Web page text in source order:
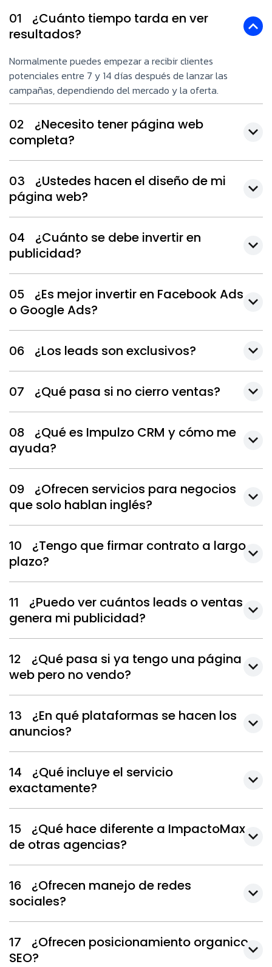
01
¿Cuánto tiempo tarda en ver
resultados?
Normalmente puedes empezar a recibir clientes
potenciales entre 7 y 14 días después de lanzar las
campañas, dependiendo del mercado y la oferta.
02
¿Necesito tener página web
completa?
03
¿Ustedes hacen el diseño de mi
página web?
04
¿Cuánto se debe invertir en
publicidad?
05
¿Es mejor invertir en Facebook Ads
o Google Ads?
06 ¿Los leads son exclusivos?
07 ¿Qué pasa si no cierro ventas?
08
¿Qué es Impulzo CRM y cómo me
ayuda?
09
¿Ofrecen servicios para negocios
que solo hablan inglés?
10
¿Tengo que firmar contrato a largo
plazo?
11
¿Puedo ver cuántos leads o ventas
genera mi publicidad?
12
¿Qué pasa si ya tengo una página
web pero no vendo?
13
¿En qué plataformas se hacen los
anuncios?
14
¿Qué incluye el servicio
exactamente?
15
¿Qué hace diferente a ImpactoMax
de otras agencias?
16
¿Ofrecen manejo de redes
sociales?
17
¿Ofrecen posicionamiento organico
SEO?